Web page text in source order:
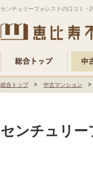
センチュリーフォレストの口コミ・
総合トップ 中古マンション
センチュリー